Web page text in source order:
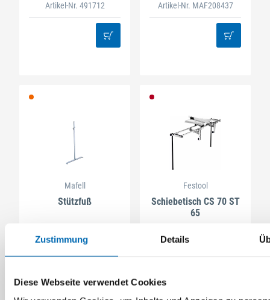
Zustimmung Details
Diese Webseite verwendet Cookies
Artikel-Nr. 491712 Artikel-Nr. MAF208437
Mafell
Stützfuß
Festool
Schiebetisch CS 70 ST
65